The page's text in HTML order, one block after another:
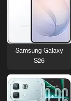
Samsung Galaxy
S26